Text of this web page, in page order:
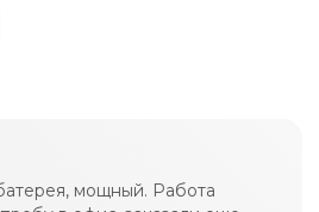
мощный. Работа